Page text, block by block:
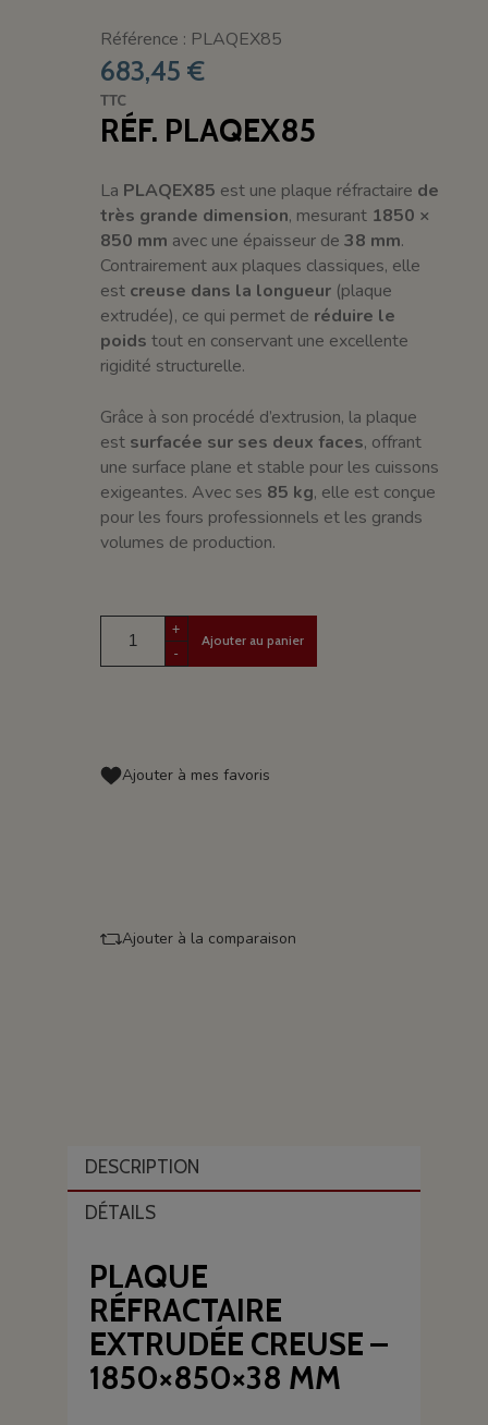
Référence : PLAQEX85
683,45 €
TTC
RÉF. PLAQEX85
La PLAQEX85 est une plaque réfractaire de
très grande dimension, mesurant 1850 ×
850 mm avec une épaisseur de38 mm.
Contrairement aux plaques classiques, elle
est creuse dans la longueur (plaque
extrudée), ce qui permet de réduire le
poids tout en conservant une excellente
rigidité structurelle.
Grâce à son procédé d’extrusion, la plaque
est surfacée sur ses deux faces, offrant
une surface plane et stable pour les cuissons
exigeantes. Avec ses 85 kg, elle est conçue
pour les fours professionnels et les grands
volumes de production.
+
-
Ajouter au panier
Ajouter à mes favoris
Ajouter à la comparaison
DESCRIPTION
DÉTAILS
PLAQUE
RÉFRACTAIRE
EXTRUDÉE CREUSE –
1850×850×38 MM